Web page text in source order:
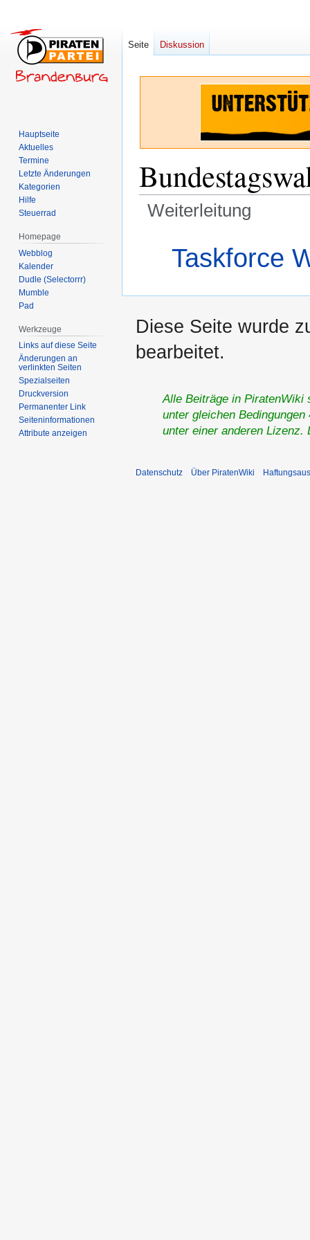
Weiterleitung
NavigationTaskforce
Seite Diskussion
Hauptseite
Aktuelles
Termine
Letzte Änderungen
Kategorien
Hilfe
Steuerrad
Homepage
Webblog
Kalender
Dudle (Selectorrr)
Mumble
Pad
Werkzeuge
Links auf diese Seite
Änderungen an
verlinkten Seiten
Spezialseiten
Druckversion
Permanenter Link
Seiten­­informationen
Attribute anzeigen
Diese Seite wurde
bearbeitet.
Alle Beiträge in PiratenWiki
unter gleichen
unter einer anderen
Datenschutz Über PiratenWiki